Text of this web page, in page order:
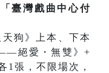
臺灣戲曲中心付
狗》上本、下本
絕愛・無雙》+
1張，不限場次，